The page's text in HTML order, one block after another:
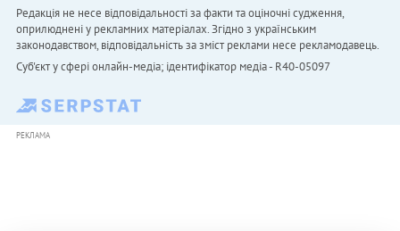
Редакція не несе відповідальності за факти та оціночні судження,
оприлюднені у рекламних матеріалах. Згідно з українським
законодавством, відповідальність за зміст реклами несе рекламодавець.
Cуб'єкт у сфері онлайн-медіа; ідентифікатор медіа - R40-05097
РЕКЛАМА